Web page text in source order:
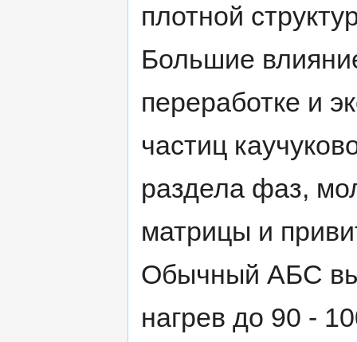
плотной
Большие
переработке и
частиц
раздела фаз,
матрицы и
Обычный АБС
нагрев до 90 -